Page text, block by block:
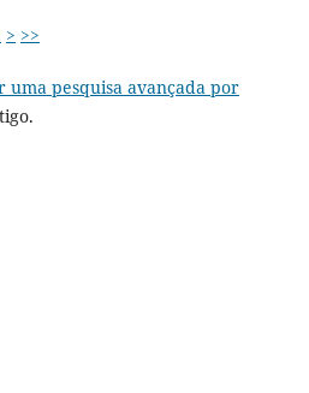
> >>
uma pesquisa avançada por